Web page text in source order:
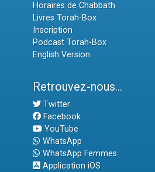
Horaires de Chabbath
Livres Torah-Box
Inscription
Podcast Torah-Box
English Version
Retrouvez-nous...
Twitter
Facebook
YouTube
WhatsApp
WhatsApp Femmes
Application iOS